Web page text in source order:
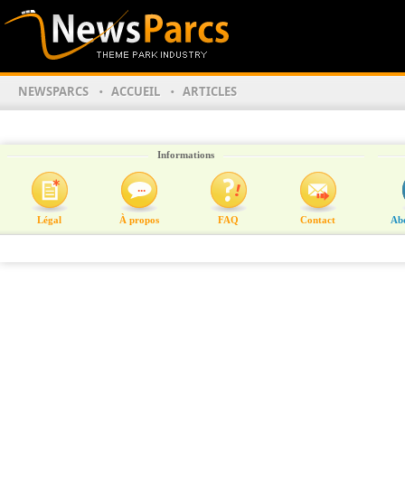
NEWSPARCS ACCUEIL ARTICLES
Informations
Légal À propos FAQ Contact